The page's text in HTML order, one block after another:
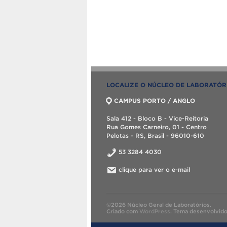
LOCALIZE O NÚCLEO DE
CAMPUS PORTO / ANGLO
Sala 412 - Bloco B - Vice-Reitoria
Rua Gomes Carneiro, 01 - Centro
Pelotas - RS, Brasil - 96010-610
53 3284 4030
clique para ver o e-mail
©2026 Núcleo Geral de Laboratórios.
Criado com WordPress. Tema